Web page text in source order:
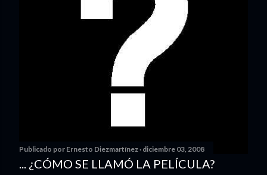
Publicado por Ernesto Diezmartínez diciembre 03, 2008
... ¿CÓMO SE LLAMÓ LA PELÍCULA?